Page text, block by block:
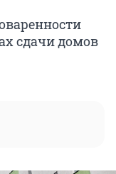
сдачи домов